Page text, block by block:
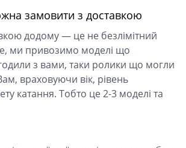
замовити з доставкою
додому — це не безлімітний
ми привозимо моделі що
з вами, таки ролики що могли
враховуючи вік, рівень
катання. Тобто це 2-3 моделі та